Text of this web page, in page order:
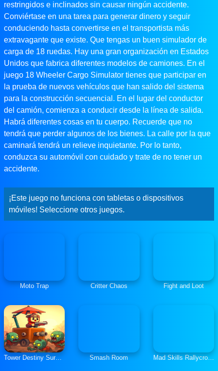
restringidos e inclinados sin causar ningún accidente.
Conviértase en una tarea para generar dinero y seguir
conduciendo hasta convertirse en el transportista más
extravagante que existe. Que tengas un buen simulador de
carga de 18 ruedas. Hay una gran organización en Estados
Unidos que fabrica diferentes modelos de camiones. En el
juego 18 Wheeler Cargo Simulator tienes que participar en
la prueba de nuevos vehículos que han salido del sistema
para la construcción secuencial. En el lugar del conductor
del camión, comienza a conducir desde la línea de salida.
Habrá diferentes cosas en tu cuerpo. Recuerde que no
tendrá que perder algunos de los bienes. La calle por la que
caminará tendrá un relieve inquietante. Por lo tanto,
conduzca su automóvil con cuidado y trate de no tener un
accidente.
¡Este juego no funciona con tabletas o dispositivos
móviles! Seleccione otros juegos.
Moto Trap Critter Chaos Fight and Loot
Tower Destiny Survive Smash Room Mad Skills Rallycross